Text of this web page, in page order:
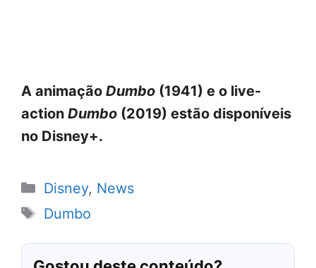
A animação Dumbo (1941) e o live-
action Dumbo (2019) estão disponíveis
no Disney+.
Categorias
Disney, News
Tags
Dumbo